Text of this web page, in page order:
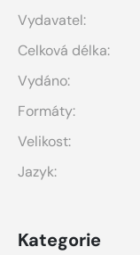
Vydavatel:
Celková délka:
Vydáno:
Formáty:
Velikost:
Jazyk:
Kategorie